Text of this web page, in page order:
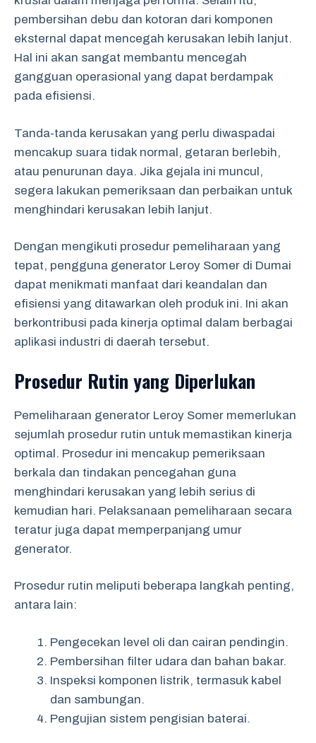
pembersihan debu dan kotoran dari komponen
eksternal dapat mencegah kerusakan lebih lanjut.
Hal ini akan sangat membantu mencegah
gangguan operasional yang dapat berdampak
pada efisiensi.
Tanda-tanda kerusakan yang perlu diwaspadai
mencakup suara tidak normal, getaran berlebih,
atau penurunan daya. Jika gejala ini muncul,
segera lakukan pemeriksaan dan perbaikan untuk
menghindari kerusakan lebih lanjut.
Dengan mengikuti prosedur pemeliharaan yang
tepat, pengguna generator Leroy Somer di Dumai
dapat menikmati manfaat dari keandalan dan
efisiensi yang ditawarkan oleh produk ini. Ini akan
berkontribusi pada kinerja optimal dalam berbagai
aplikasi industri di daerah tersebut.
Prosedur Rutin yang Diperlukan
Pemeliharaan generator Leroy Somer memerlukan
sejumlah prosedur rutin untuk memastikan kinerja
optimal. Prosedur ini mencakup pemeriksaan
berkala dan tindakan pencegahan guna
menghindari kerusakan yang lebih serius di
kemudian hari. Pelaksanaan pemeliharaan secara
teratur juga dapat memperpanjang umur
generator.
Prosedur rutin meliputi beberapa langkah penting,
antara lain:
Pengecekan level oli dan cairan pendingin.
Pembersihan filter udara dan bahan bakar.
Inspeksi komponen listrik, termasuk kabel
dan sambungan.
Pengujian sistem pengisian baterai.